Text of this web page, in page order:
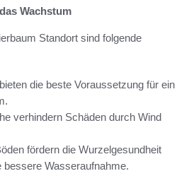
Wachstum
Standort sind folgende
die beste Voraussetzung für ein
verhindern Schäden durch Wind
fördern die Wurzelgesundheit
bessere Wasseraufnahme.